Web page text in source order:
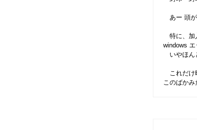
あー 頭が
特に、加
windows
いやほん
これだけ
このばか